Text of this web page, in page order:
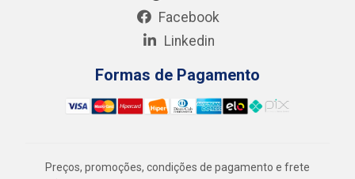
Facebook
Linkedin
Formas de Pagamento
Preços, promoções, condições de pagamento e frete